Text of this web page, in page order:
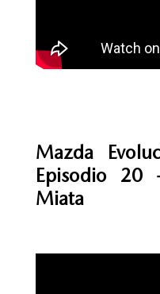
Mazda
Episodio 20
Miata